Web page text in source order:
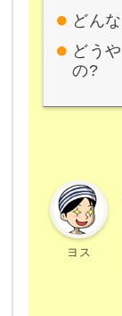
どん
どう
の?
ヨス